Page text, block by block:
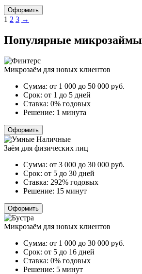
Оформить
Пагинация
1 2 3 →
Популярные микрозаймы
Микрозаём для новых клиентов
Сумма: от 1 000 до 50 000 руб.
Срок: от 1 до 5 дней
Ставка: 0% годовых
Решение: 1 минута
Оформить
Заём для физических лиц
Сумма: от 3 000 до 30 000 руб.
Срок: от 5 до 30 дней
Ставка: 292% годовых
Решение: 15 минут
Оформить
Микрозаём для новых клиентов
Сумма: от 1 000 до 30 000 руб.
Срок: от 5 до 16 дней
Ставка: 0% годовых
Решение: 5 минут